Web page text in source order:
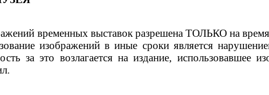
временных выставок разрешена ТОЛЬКО на
изображений в иные сроки является
за это возлагается на издание, использовавшее